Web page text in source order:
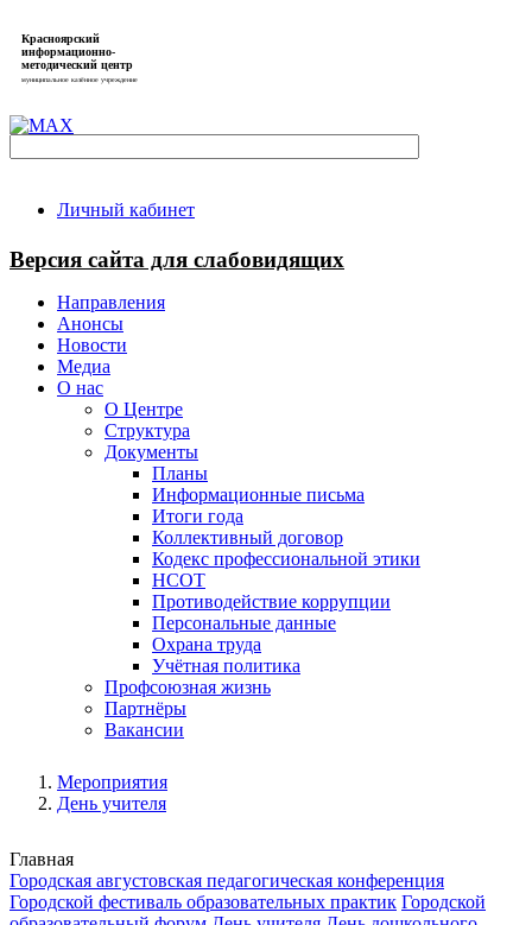
Красноярский
информационно-
методический центр
муниципальное казённое учреждение
Личный кабинет
Версия сайта для слабовидящих
Направления
Анонсы
Новости
Медиа
О нас
О Центре
Структура
Документы
Планы
Информационные письма
Итоги года
Коллективный договор
Кодекс профессиональной этики
НСОТ
Противодействие коррупции
Персональные данные
Охрана труда
Учётная политика
Профсоюзная жизнь
Партнёры
Вакансии
Мероприятия
День учителя
Главная
Городская августовская педагогическая конференция
Городской фестиваль образовательных практик Городской